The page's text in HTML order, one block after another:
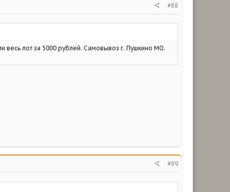
#88
весь лот за 5000 рублей. Самовывоз г. Пушкино МО.
#89